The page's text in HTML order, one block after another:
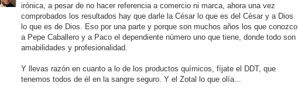
irónica, a pesar de no hacer referencia a comercio ni marca, ahora una vez
comprobados los resultados hay que darle la César lo que es del César y a Dios
lo que es de Dios. Eso por una parte y porque son muchos años los que conozco
a Pepe Caballero y a Paco el dependiente número uno que tiene, donde todo son
amabilidades y profesionalidad.
Y llevas razón en cuanto a lo de los productos químicos, fíjate el DDT, que
tenemos todos de él en la sangre seguro. Y el Zotal lo que olía...